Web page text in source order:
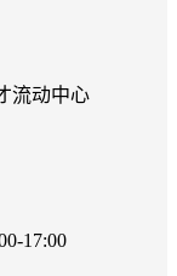
流动中心
17:00